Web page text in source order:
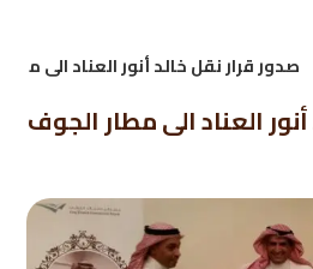
صدور قرار نقل خالد أنور العناد الى م
العناد الى مطار الجوف